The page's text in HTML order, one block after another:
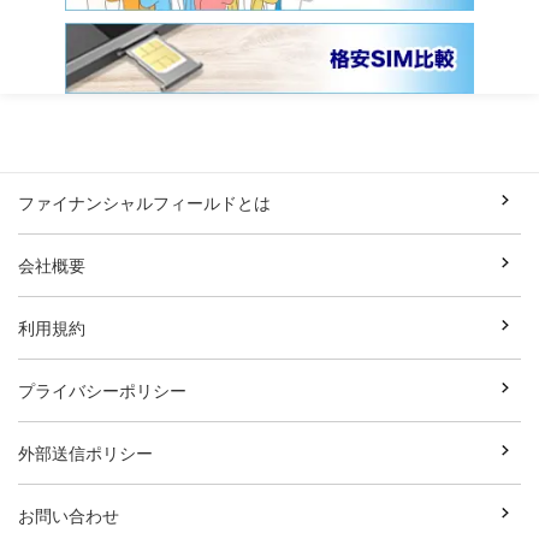
ファイナンシャルフィールドとは
会社概要
利用規約
プライバシーポリシー
外部送信ポリシー
お問い合わせ